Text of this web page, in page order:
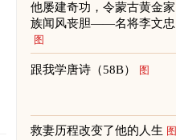
他屡建奇功，令蒙古黄金家
族闻风丧胆——名将李文忠
图
跟我学唐诗（58B） 图
救妻历程改变了他的人生 图